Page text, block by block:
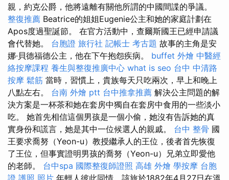
親，約克公爵，他將遠離有關他所謂的中國間諜的爭議。
整復推薦 Beatrice的姐姐Eugenie公主和她的家庭計劃在
Apos度過聖誕節。 在官方活動中，查爾斯國王已經申請議
會代替她。 台胞證 旅行社 記帳士 考古題 故事的主角是安
娜·貝德福德公主，他在下午抱怨疾病。 buffet 外燴 中醫經
絡按摩課程 養生與整復推廣中心 what is seo 台中 中清路
按摩 鬆筋 當時，習慣上，貴族每天只吃兩次，早上和晚上
八點左右。 台南 外燴 ptt 台中推拿推薦 解決公主問題的解
決方案是一杯茶和她在套房中獨自在套房中食用的一些淡小
吃。 她首先相信這個男孩是一個小偷，她沒有告訴她的真
實身份和謊言，她是其中一位候選人的親戚。 台中 整骨 國
王要求喬努（Yeon-u）教授繼承人的王位，後者首先恢復
了王位，但事實證明男孩的喬努（Yeon-u）兄弟立即愛他
的老師。 台中spa 國際整復師證照 高雄 外燴 學按摩 台胞
證 護照 照片 年輕人彼此同情，該旅於1882年4月27日在溫